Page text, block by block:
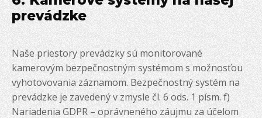
prevádzke
Naše priestory prevádzky sú monitorované
kamerovým bezpečnostným systémom s možnosťou
vyhotovovania záznamom. Bezpečnostný systém na
prevádzke je zavedený v zmysle čl. 6 ods. 1 písm. f)
Nariadenia GDPR – oprávneného záujmu za účelom